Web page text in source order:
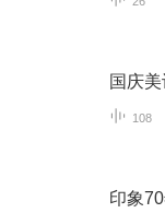
国庆
108
印象